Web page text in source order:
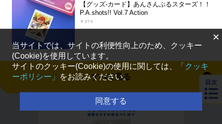
【グッズ-カード】あんさんぶるスターズ！！
P.A.shots!! Vol.7 Action
￥275
すべて見る
目次
×
当サイトでは、サイトの利便性向上のため、クッキー
(Cookie)を使用しています。
サイトのクッキー(Cookie)の使用に関しては、
「クッキ
ーポリシー」
をお読みください。
同意する